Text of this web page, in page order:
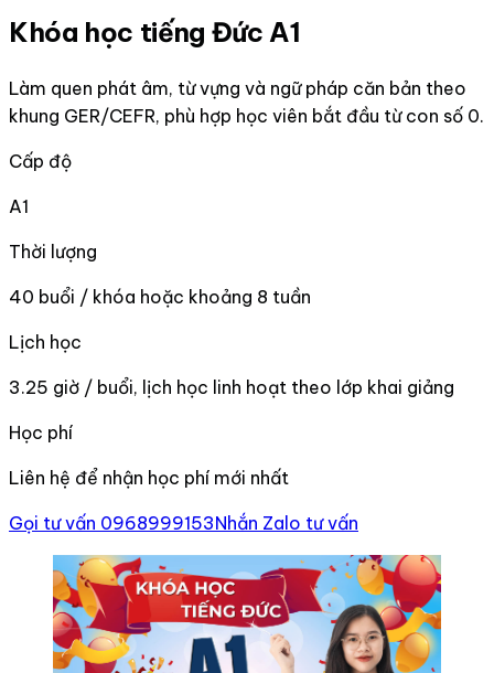
Khóa học tiếng Đức A1
Làm quen phát âm, từ vựng và ngữ pháp căn bản theo
khung GER/CEFR, phù hợp học viên bắt đầu từ con số 0.
Cấp độ
A1
Thời lượng
40 buổi / khóa hoặc khoảng 8 tuần
Lịch học
3.25 giờ / buổi, lịch học linh hoạt theo lớp khai giảng
Học phí
Liên hệ để nhận học phí mới nhất
Gọi tư vấn 0968999153Nhắn Zalo tư vấn